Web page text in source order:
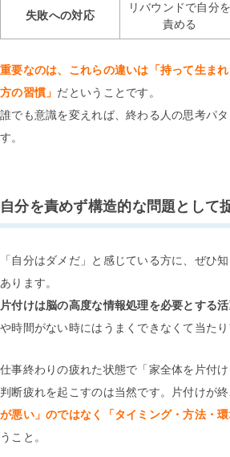
失敗への対応
リバウンドで自分を
責める
重要なのは、これらの違いは「持って生ま
方の習慣」 だということです。
誰でも意識を変えれば、終わる人の思考パ
す。
自分を責めず構造的な問題として
「自分はダメだ」と感じている方に、ぜひ
あります。
片付けは脳の高度な情報処理を必要とする
や時間がない時にはうまくできなくて当たり
仕事終わりの疲れた状態で「家全体を片付
判断疲れを起こすのは当然です。片付けが終
が悪い」のではなく「タイミング・方法・環
うこと。